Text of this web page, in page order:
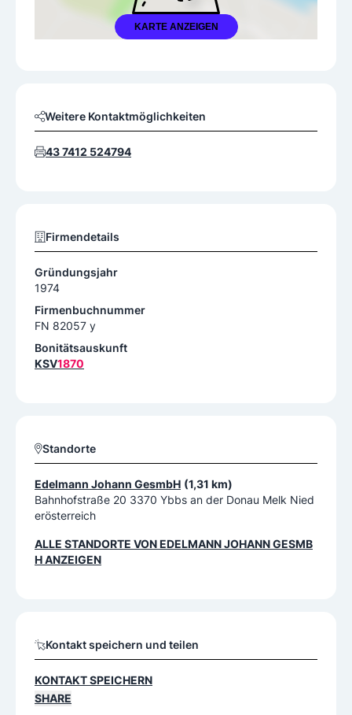
KARTE ANZEIGEN
Weitere Kontaktmöglichkeiten
43 7412 524794
Firmendetails
Gründungsjahr
1974
Firmenbuchnummer
FN 82057 y
Bonitätsauskunft
KSV1870
Standorte
Edelmann Johann GesmbH (1,31 km)
Bahnhofstraße 20 3370 Ybbs an der Donau Melk Nied
erösterreich
ALLE STANDORTE VONEDELMANN JOHANN GESMB
HANZEIGEN
Kontakt speichern und teilen
KONTAKT SPEICHERN
SHARE